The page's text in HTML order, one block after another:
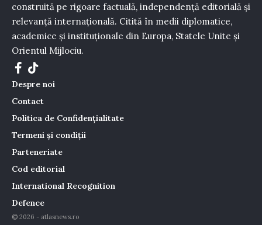
construită pe rigoare factuală, independență editorială și
relevanță internațională. Citită în medii diplomatice,
academice și instituționale din Europa, Statele Unite și
Orientul Mijlociu.
Despre noi
Contact
Politica de Confidențialitate
Termeni și condiții
Parteneriate
Cod editorial
International Recognition
Defence
© 2026 - atlasnews.ro